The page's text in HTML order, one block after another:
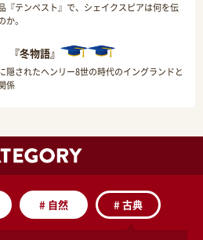
『テンペスト』で、シェイクスピアは何を伝
か。
冬物語』
隠されたヘンリー8世の時代のイングランドと
係
# 自然 #古典